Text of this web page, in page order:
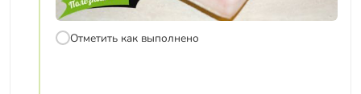
Отметить как выполнено